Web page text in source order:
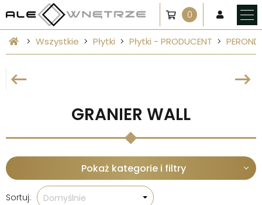
0
Wszystkie Płytki Płytki - PRODUCENT
GRANIER WALL
Pokaż kategorie i filtry
Sortuj: Domyślnie